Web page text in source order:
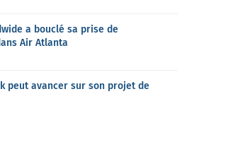
a bouclé sa prise de
Air Atlanta
peut avancer sur son projet de